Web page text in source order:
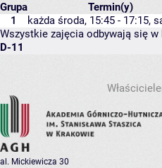
Grupa
Termin(y)
1
każda środa, 15:45 - 17:15,
Wszystkie zajęcia odbywają się w
D-11
al. Mickiewicza 30